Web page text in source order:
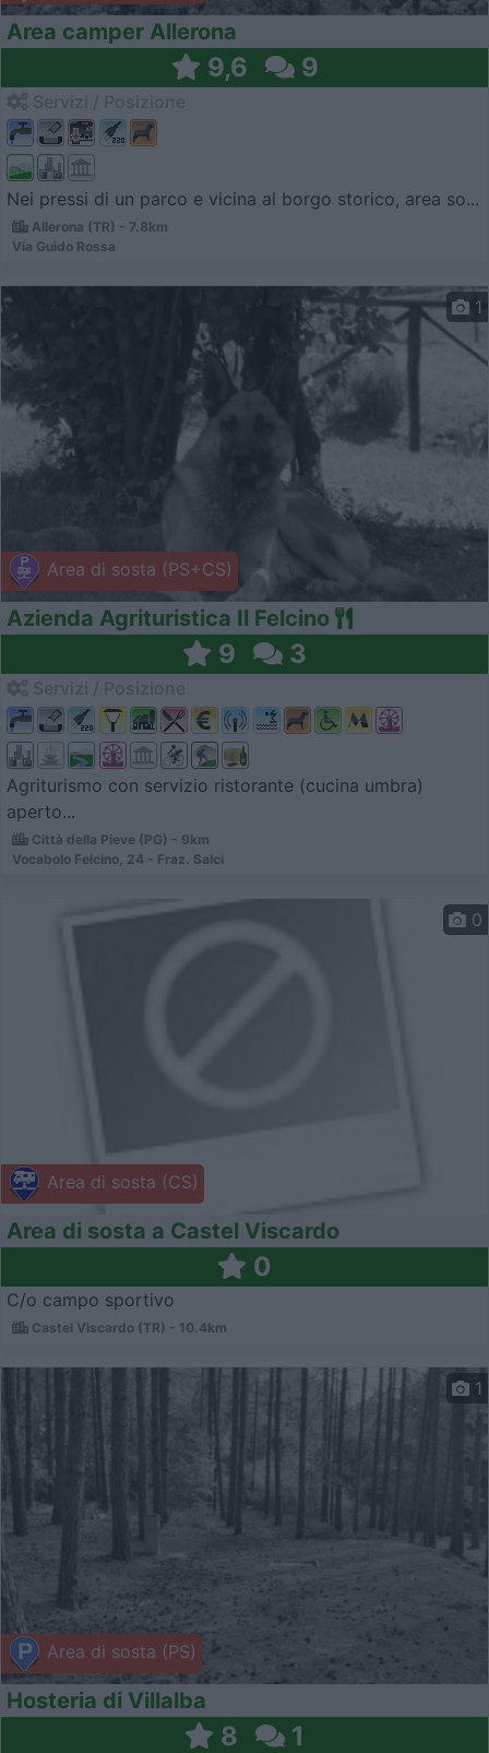
Area camper Allerona
9,6 9
Nei pressi di un parco e vicina al borgo storico, area so...
Allerona (TR) - 7.8km
Via Guido Rossa
Area di sosta (PS+CS)
1
Azienda Agrituristica Il Felcino
9 3
Agriturismo con servizio ristorante (cucina umbra)
aperto...
Città della Pieve (PG) - 9km
Vocabolo Felcino, 24 - Fraz. Salci
Area di sosta (CS)
0
Area di sosta a Castel Viscardo
0
C/o campo sportivo
Castel Viscardo (TR) - 10.4km
Area di sosta (PS)
1
Hosteria di Villalba
8 1